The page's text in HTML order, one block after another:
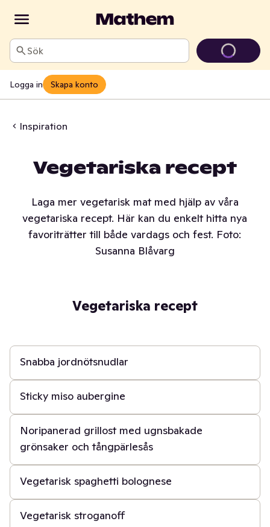
Sök
Logga in Skapa konto
Inspiration
Vegetariska recept
Laga mer vegetarisk mat med hjälp av våra
vegetariska recept. Här kan du enkelt hitta nya
favoriträtter till både vardags och fest. Foto:
Susanna Blåvarg
Vegetariska recept
Snabba jordnötsnudlar
20 min
Sticky miso aubergine
50 min
Noripanerad grillost med ugnsbakade
grönsaker och tångpärlesås
30 min
Vegetarisk spaghetti bolognese
20 min
Vegetarisk stroganoff
3 t